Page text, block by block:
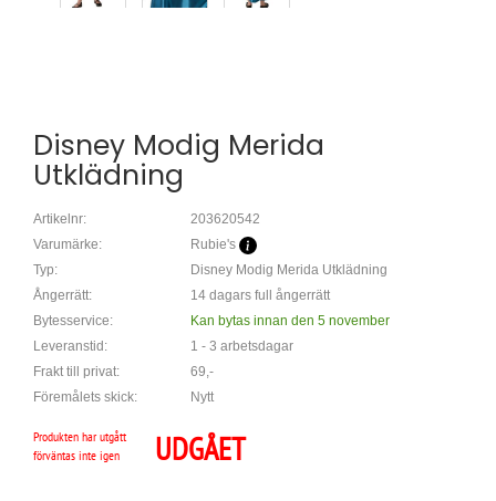
Disney Modig Merida
Utklädning
Artikelnr:
203620542
Varumärke:
Rubie's
Typ:
Disney Modig Merida Utklädning
Ångerrätt:
14 dagars full ångerrätt
Bytesservice:
Kan bytas innan den 5 november
Leveranstid:
1 - 3 arbetsdagar
Frakt till privat:
69,-
Föremålets skick:
Nytt
Produkten har utgått
förväntas inte igen
UDGÅET